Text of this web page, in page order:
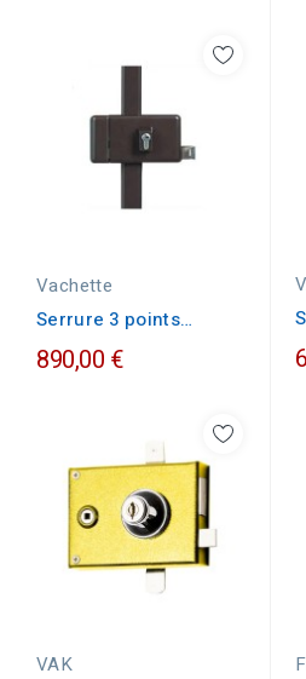
Vachette
Serrure 3 points
vachette profil
européen...
890,00 €
VAK